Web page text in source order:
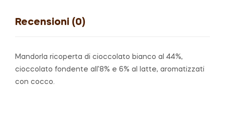
Recensioni (0)
Mandorla ricoperta di cioccolato bianco al 44%,
cioccolato fondente all’8% e 6% al latte, aromatizzati
con cocco.